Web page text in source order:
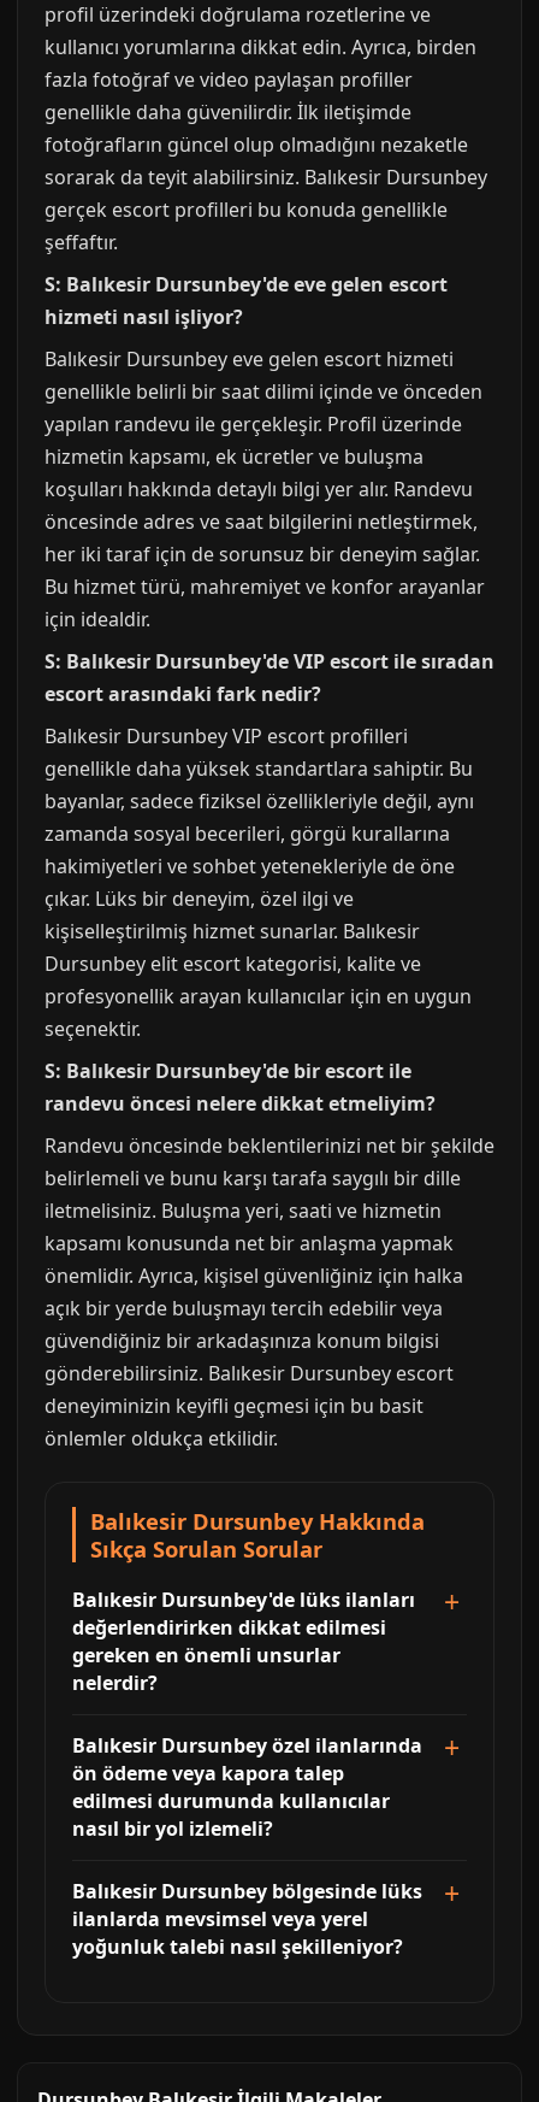
profil üzerindeki doğrulama rozetlerine ve
kullanıcı yorumlarına dikkat edin. Ayrıca, birden
fazla fotoğraf ve video paylaşan profiller
genellikle daha güvenilirdir. İlk iletişimde
fotoğrafların güncel olup olmadığını nezaketle
sorarak da teyit alabilirsiniz. Balıkesir Dursunbey
gerçek escort profilleri bu konuda genellikle
şeffaftır.
S: Balıkesir Dursunbey'de eve gelen escort
hizmeti nasıl işliyor?
Balıkesir Dursunbey eve gelen escort hizmeti
genellikle belirli bir saat dilimi içinde ve önceden
yapılan randevu ile gerçekleşir. Profil üzerinde
hizmetin kapsamı, ek ücretler ve buluşma
koşulları hakkında detaylı bilgi yer alır. Randevu
öncesinde adres ve saat bilgilerini netleştirmek,
her iki taraf için de sorunsuz bir deneyim sağlar.
Bu hizmet türü, mahremiyet ve konfor arayanlar
için idealdir.
S: Balıkesir Dursunbey'de VIP escort ile sıradan
escort arasındaki fark nedir?
Balıkesir Dursunbey VIP escort profilleri
genellikle daha yüksek standartlara sahiptir. Bu
bayanlar, sadece fiziksel özellikleriyle değil, aynı
zamanda sosyal becerileri, görgü kurallarına
hakimiyetleri ve sohbet yetenekleriyle de öne
çıkar. Lüks bir deneyim, özel ilgi ve
kişiselleştirilmiş hizmet sunarlar. Balıkesir
Dursunbey elit escort kategorisi, kalite ve
profesyonellik arayan kullanıcılar için en uygun
seçenektir.
S: Balıkesir Dursunbey'de bir escort ile
randevu öncesi nelere dikkat etmeliyim?
Randevu öncesinde beklentilerinizi net bir şekilde
belirlemeli ve bunu karşı tarafa saygılı bir dille
iletmelisiniz. Buluşma yeri, saati ve hizmetin
kapsamı konusunda net bir anlaşma yapmak
önemlidir. Ayrıca, kişisel güvenliğiniz için halka
açık bir yerde buluşmayı tercih edebilir veya
güvendiğiniz bir arkadaşınıza konum bilgisi
gönderebilirsiniz. Balıkesir Dursunbey escort
deneyiminizin keyifli geçmesi için bu basit
önlemler oldukça etkilidir.
Balıkesir Dursunbey Hakkında
Sıkça Sorulan Sorular
Balıkesir Dursunbey'de lüks ilanları
değerlendirirken dikkat edilmesi
gereken en önemli unsurlar
nelerdir?
Balıkesir Dursunbey özel ilanlarında
ön ödeme veya kapora talep
edilmesi durumunda kullanıcılar
nasıl bir yol izlemeli?
Balıkesir Dursunbey bölgesinde lüks
ilanlarda mevsimsel veya yerel
yoğunluk talebi nasıl şekilleniyor?